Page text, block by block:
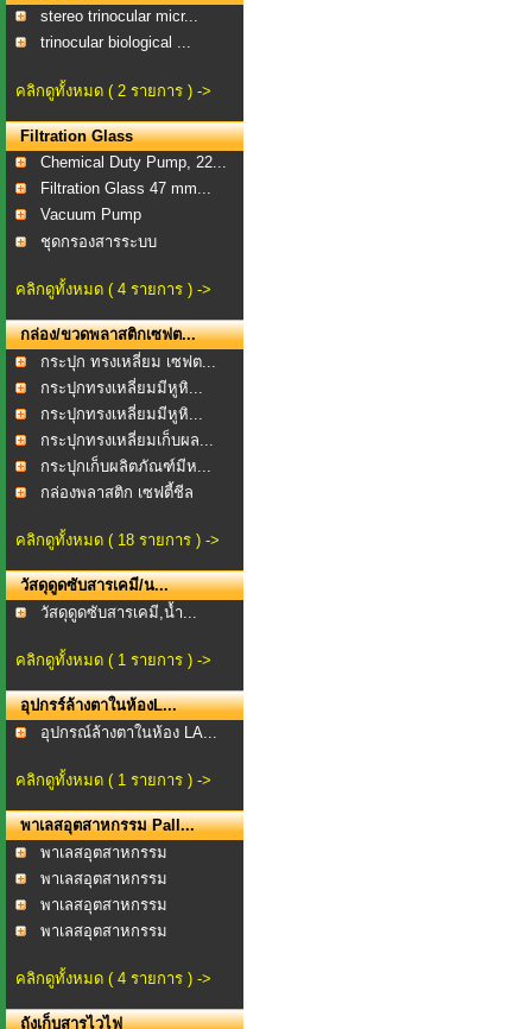
stereo trinocular micr...
trinocular biological ...
คลิกดูทั้งหมด ( 2 รายการ ) ->
Filtration Glass
Chemical Duty Pump, 22...
Filtration Glass 47 mm...
Vacuum Pump
ชุดกรองสารระบบ
คลิกดูทั้งหมด ( 4 รายการ ) ->
กล่อง/ขวดพลาสติกเซฟต...
กระปุก ทรงเหลี่ยม เซฟต...
กระปุกทรงเหลี่ยมมีหูหิ...
กระปุกทรงเหลี่ยมมีหูหิ...
กระปุกทรงเหลี่ยมเก็บผล...
กระปุกเก็บผลิตภัณฑ์มีห...
กล่องพลาสติก เซฟตี้ชีล
คลิกดูทั้งหมด ( 18 รายการ ) ->
วัสดุดูดซับสารเคมี/น...
วัสดุดูดซับสารเคมี,น้ำ...
คลิกดูทั้งหมด ( 1 รายการ ) ->
อุปกรร์ล้างตาในห้องL...
อุปกรณ์ล้างตาในห้อง LA...
คลิกดูทั้งหมด ( 1 รายการ ) ->
พาเลสอุตสาหกรรม Pall...
พาเลสอุตสาหกรรม
พาเลสอุตสาหกรรม
Oneway...
พาเลสอุตสาหกรรม
Oneway...
พาเลสอุตสาหกรรม
คลิกดูทั้งหมด ( 4 รายการ ) ->
ถังเก็บสารไวไฟ